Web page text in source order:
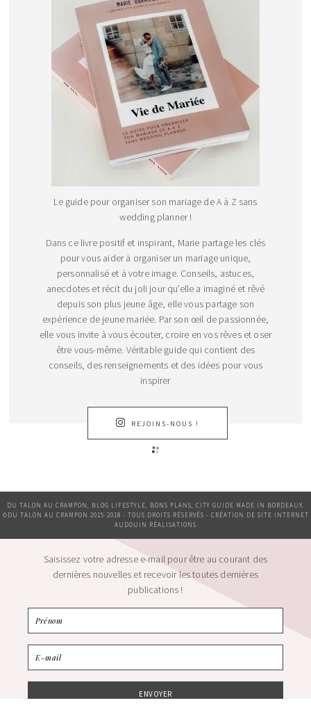
Le guide pour organiser son mariage de A à Z sans
wedding planner !
Dans ce livre positif et inspirant, Marie partage les clés
pour vous aider à organiser un mariage unique,
personnalisé et à votre image. Conseils, astuces,
anecdotes et récit du joli jour qu’elle a imaginé et rêvé
depuis son plus jeune âge, elle vous partage son
expérience de jeune mariée. Par son œil de passionnée,
elle vous invite à vous écouter, croire en vos rêves et oser
être vous-même. Véritable guide qui contient des
conseils, des renseignements et des idées pour vous
inspirer
REJOINS-NOUS !
DU TALON AU CRAMPON, BLOG LIFESTYLE, BONS PLANS, CITY GUIDE MADE IN BORDEAUX.
©DU TALON AU CRAMPON 2015-2018 - TOUS DROITS RÉSERVÉS - CRÉATION DE SITE INTERNET
AUDOUIN RÉALISATIONS
Saisissez votre adresse e-mail pour être au courant des
dernières nouvelles et recevoir les toutes dernières
publications !